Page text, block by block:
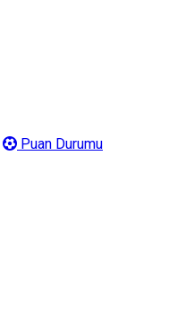
Puan Durumu